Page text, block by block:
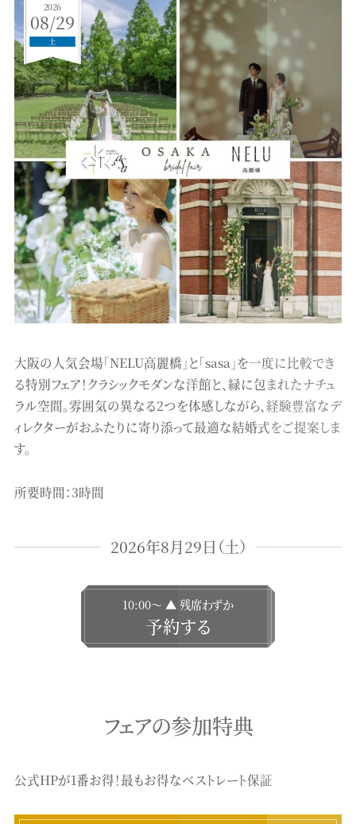
2026
08/29
土
大阪の人気会場「NELU高麗橋」と「sasa」を一度に比較でき
る特別フェア！クラシックモダンな洋館と、緑に包まれたナチュ
ラル空間。雰囲気の異なる2つを体感しながら、経験豊富なデ
ィレクターがおふたりに寄り添って最適な結婚式をご提案しま
す。
所要時間：3時間
2026年8月29日（土）
10:00〜 ▲ 残席わずか
予約する
フェアの参加特典
公式HPが1番お得！最もお得なベストレート保証